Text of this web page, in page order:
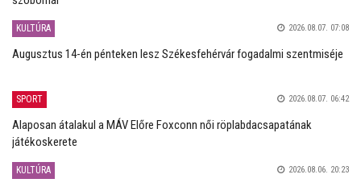
KULTÚRA 2026.08.07. 07:08
Augusztus 14-én pénteken lesz Székesfehérvár fogadalmi szentmiséje
SPORT 2026.08.07. 06:42
Alaposan átalakul a MÁV Előre Foxconn női röplabdacsapatának
játékoskerete
KULTÚRA 2026.08.06. 20:23